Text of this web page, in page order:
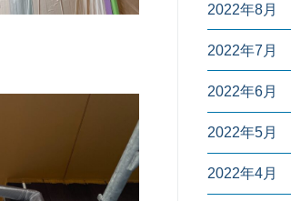
2022年8月
2022年7月
2022年6月
2022年5月
2022年4月